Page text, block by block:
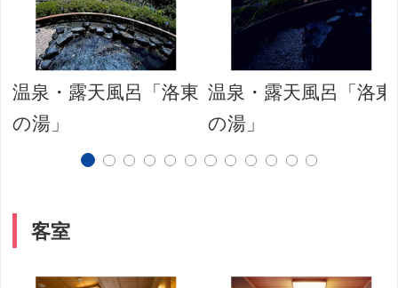
温泉・露天風呂「洛東
の湯」
温泉・露天風呂「洛東
の湯」
客室